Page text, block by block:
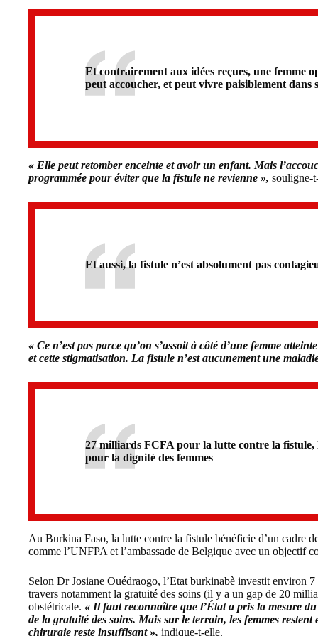
Et contrairement aux idées reçues, une femme
peut accoucher, et peut vivre paisiblement dans
« Elle peut retomber enceinte et avoir un enfant. Mais
programmée pour éviter que la fistule ne revienne », souligne-
Et aussi, la fistule n’est absolument pas
« Ce n’est pas parce qu’on s’assoit à côté d’une femme
et cette stigmatisation. La fistule n’est aucunement une
27 milliards FCFA pour la lutte contre la fistule,
pour la dignité des femmes
Au Burkina Faso, la lutte contre la fistule bénéficie d’un cadre
comme l’UNFPA et l’ambassade de Belgique avec un objectif
Selon Dr Josiane Ouédraogo, l’Etat burkinabè investit environ
travers notamment la gratuité des soins (il y a un gap de 20
obstétricale. « Il faut reconnaître que l’État a pris la mesure
de la gratuité des soins. Mais sur le terrain, les femmes
chirurgie reste insuffisant », indique-t-elle.